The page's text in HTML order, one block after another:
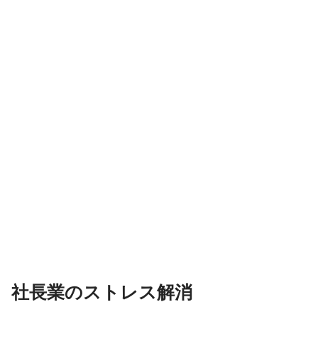
社長業のストレス解消